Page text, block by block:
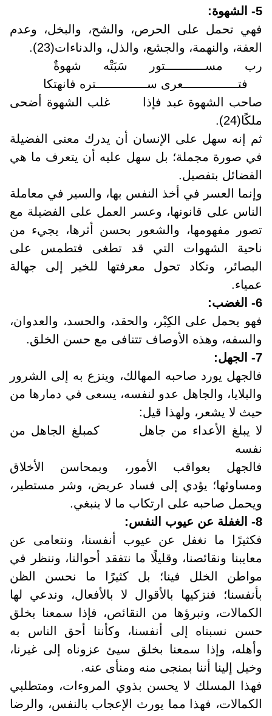
5- الشهوة
:
فهي تحمل على الحرص، والشح، والبخل، وعدم
العفة، والنهمة، والجشع، والذل، والدناءات(23)
.
رب مســـــــــــتور سَبَتْه شهوةٌ
فتـــــــــــــــعرى ســــــــــــــتره فانهتكا
صاحب الشهوة عبد فإذا غلب الشهوة أضحى
ملكًا(24)
.
ثم إنه سهل على الإنسان أن يدرك معنى الفضيلة
في صورة مجملة؛ بل سهل عليه أن يتعرف ما هي
الفضائل بتفصيل.
وإنما العسر في أخذ النفس بها، والسير في معاملة
الناس على قانونها، وعسر العمل على الفضيلة مع
تصور مفهومها، والشعور بحسن أثرها، يجيء من
ناحية الشهوات التي قد تطغى فتطمس على
البصائر، وتكاد تحول معرفتها للخير إلى جهالة
عمياء.
6- الغضب
:
فهو يحمل على الكِبْر، والحقد، والحسد، والعدوان،
والسفه، وهذه الأوصاف تتنافى مع حسن الخلق.
7- الجهل
:
فالجهل يورد صاحبه المهالك، وينزع به إلى الشرور
والبلايا، والجاهل عدو لنفسه، يسعى في دمارها من
حيث لا يشعر، ولهذا قيل:
لا يبلغ الأعداء من جاهل كمبلغ الجاهل من
نفسه
فالجهل بعواقب الأمور، وبمحاسن الأخلاق
ومساوئها؛ يؤدي إلى فساد عريض، وشر مستطير،
ويحمل صاحبه على ارتكاب ما لا ينبغي.
8- الغفلة عن عيوب النفس
:
فكثيرًا ما نغفل عن عيوب أنفسنا، ونتعامى عن
معايبنا ونقائصنا، وقليلًا ما نتفقد أحوالنا، وننظر في
مواطن الخلل فينا؛ بل كثيرًا ما نحسن الظن
بأنفسنا؛ فنزكيها بالأقوال لا بالأفعال، وندعي لها
الكمالات، ونبرؤها من النقائص، فإذا سمعنا بخلق
حسن نسبناه إلى أنفسنا، وكأننا أحق الناس به
وأهله، وإذا سمعنا بخلق سيئ عزوناه إلى غيرنا،
وخيل إلينا أننا بمنجى منه ومنأى عنه.
فهذا المسلك لا يحسن بذوي المروءات، ومتطلبي
الكمالات، فهذا مما يورث الإعجاب بالنفس، والرضا